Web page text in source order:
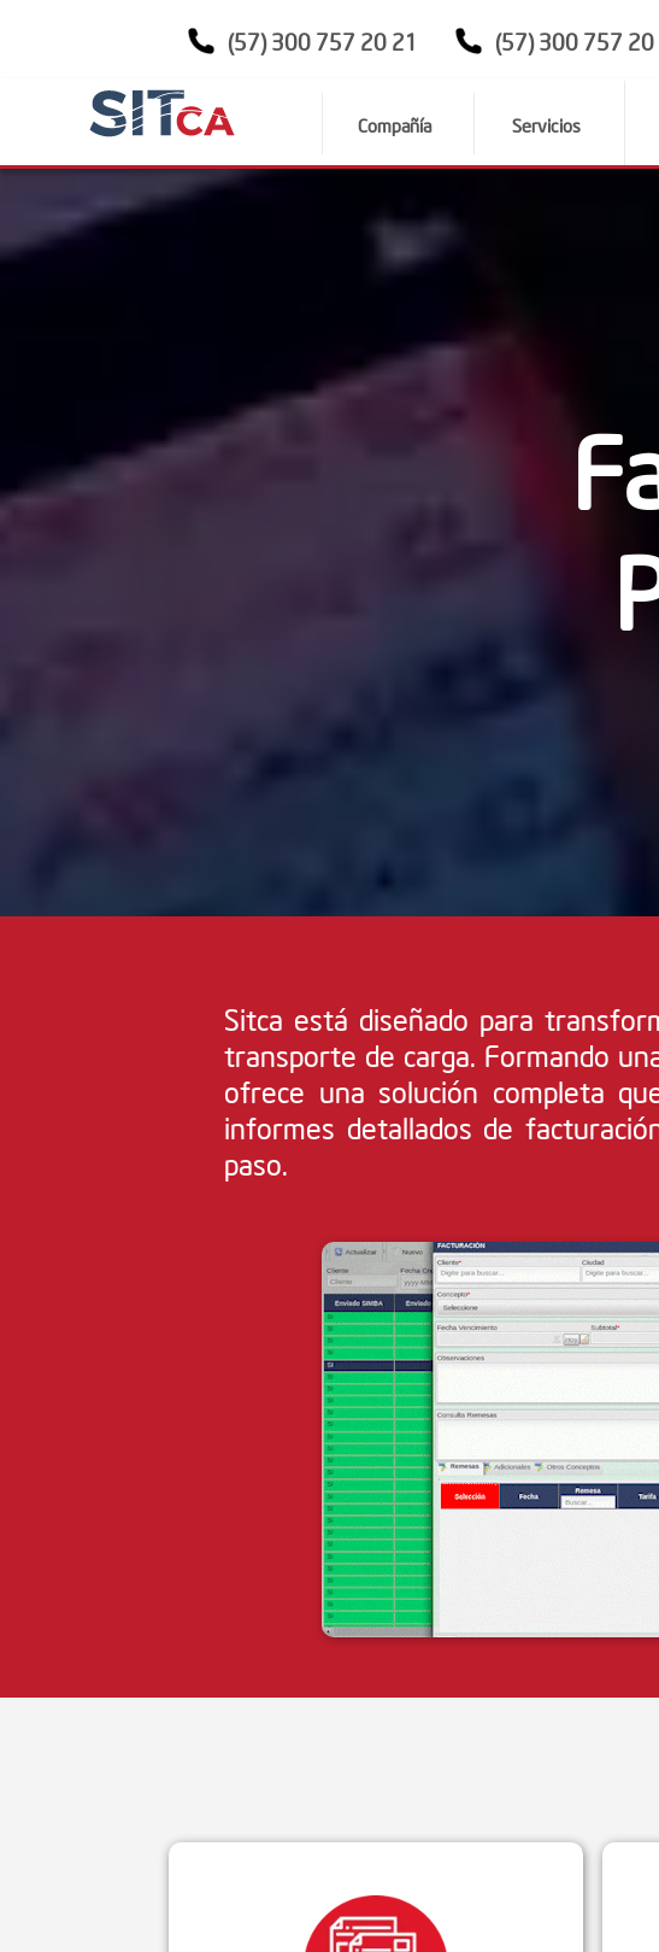
(57) 300 757 20 21 (57) 300 757 20
Compañía Servicios
Sitca está diseñado para
transporte de carga. Formando
ofrece una solución completa
informes detallados de
paso.